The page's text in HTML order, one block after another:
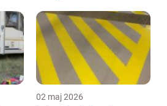
02 maj 2026